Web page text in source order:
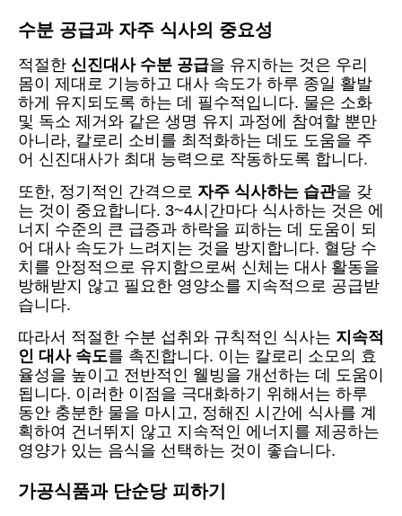
수분 공급과 자주 식사의 중요성
적절한 신진대사 수분 공급을 유지하는 것은 우리
몸이 제대로 기능하고 대사 속도가 하루 종일 활발
하게 유지되도록 하는 데 필수적입니다. 물은 소화
및 독소 제거와 같은 생명 유지 과정에 참여할 뿐만
아니라, 칼로리 소비를 최적화하는 데도 도움을 주
어 신진대사가 최대 능력으로 작동하도록 합니다.
또한, 정기적인 간격으로 자주 식사하는 습관을 갖
는 것이 중요합니다. 3~4시간마다 식사하는 것은 에
너지 수준의 큰 급증과 하락을 피하는 데 도움이 되
어 대사 속도가 느려지는 것을 방지합니다. 혈당 수
치를 안정적으로 유지함으로써 신체는 대사 활동을
방해받지 않고 필요한 영양소를 지속적으로 공급받
습니다.
따라서 적절한 수분 섭취와 규칙적인 식사는 지속적
인 대사 속도를 촉진합니다. 이는 칼로리 소모의 효
율성을 높이고 전반적인 웰빙을 개선하는 데 도움이
됩니다. 이러한 이점을 극대화하기 위해서는 하루
동안 충분한 물을 마시고, 정해진 시간에 식사를 계
획하여 건너뛰지 않고 지속적인 에너지를 제공하는
영양가 있는 음식을 선택하는 것이 좋습니다.
가공식품과 단순당 피하기